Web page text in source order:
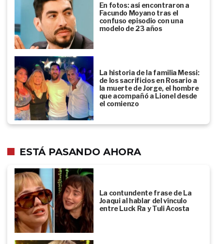
En fotos: así encontraron a
Facundo Moyano tras el
confuso episodio con una
modelo de 23 años
La historia de la familia Messi:
de los sacrificios en Rosario a
la muerte de Jorge, el hombre
que acompañó a Lionel desde
el comienzo
ESTÁ PASANDO AHORA
La contundente frase de La
Joaqui al hablar del vínculo
entre Luck Ra y Tuli Acosta